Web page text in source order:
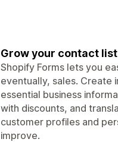
Grow your contact
Shopify Forms lets you
eventually, sales. Create
essential business
with discounts, and
customer profiles and
improve.